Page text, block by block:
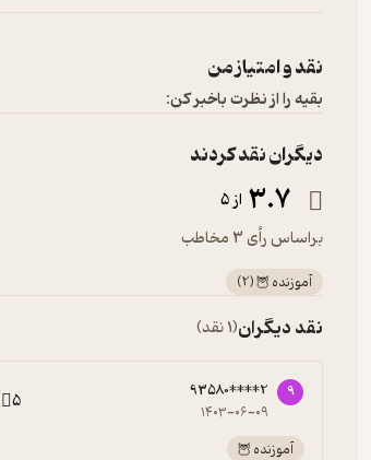
نقد و امتیاز من
بقیه را از نظرت باخبر کن:
دیگران نقد کردند
3.7 از 5
براساس رأی 3 مخاطب
آموزنده 🦉(
2
)
نقد دیگران(1 نقد)
9
93580****2
۱۴۰۳-۰۶-۰۹ 5
آموزنده 🦉